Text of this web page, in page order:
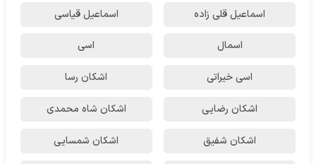
اسماعیل قلی زاده اسماعیل قیاسی
اسمال اسی
اسی خیراتی اشکان رسا
اشکان رضایی اشکان شاه محمدی
اشکان شفیق اشکان شمسایی